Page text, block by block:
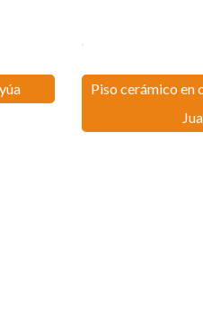
Piso cerámico en